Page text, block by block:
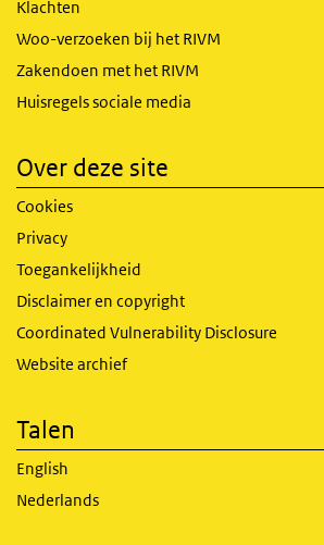
Klachten
Woo-verzoeken bij het RIVM
Zakendoen met het RIVM
Huisregels sociale media
Over deze site
Cookies
Privacy
Toegankelijkheid
Disclaimer en copyright
Coordinated Vulnerability Disclosure
Website archief
Talen
English
Nederlands